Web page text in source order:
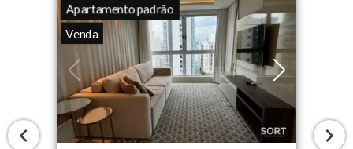
Apartamento padrão
Venda